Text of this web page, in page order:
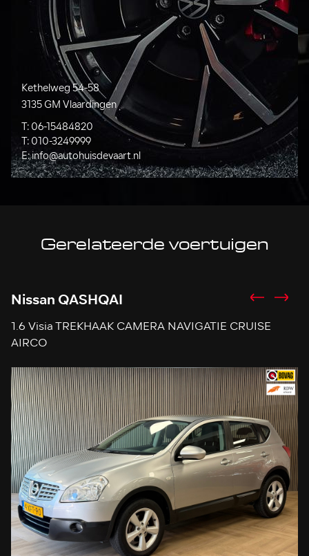
Kethelweg 54-58
3135 GM Vlaardingen
T: 06-15484820
T: 010-3249999
E:info@autohuisdevaart.nl
Gerelateerde voertuigen
Nissan QASHQAI
1.6 Visia TREKHAAK CAMERA NAVIGATIE CRUISE
AIRCO